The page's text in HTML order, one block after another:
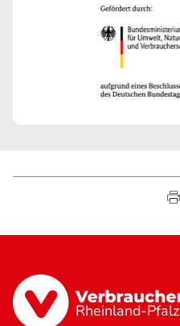
Rheinland-Pfalz